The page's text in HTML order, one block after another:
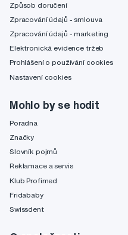
Způsob doručení
Zpracování údajů - smlouva
Zpracování údajů - marketing
Elektronická evidence tržeb
Prohlášení o používání cookies
Nastavení cookies
Mohlo by se hodit
Poradna
Značky
Slovník pojmů
Reklamace a servis
Klub Profimed
Fridababy
Swissdent